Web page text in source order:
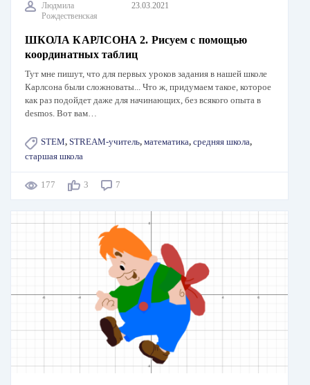
Людмила
Рождественская
23.03.2021
ШКОЛА КАРЛСОНА 2. Рисуем с помощью
координатных таблиц
Тут мне пишут, что для первых уроков задания в нашей школе
Карлсона были сложноваты... Что ж, придумаем такое, которое
как раз подойдет даже для начинающих, без всякого опыта в
desmos. Вот вам…
STEM, STREAM-учитель, математика, средняя школа,
старшая школа
177 3 7